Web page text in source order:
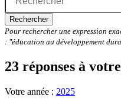
Rechercher
Pour rechercher une expression
: "éducation au développement
23 réponses à
Votre année : 2025